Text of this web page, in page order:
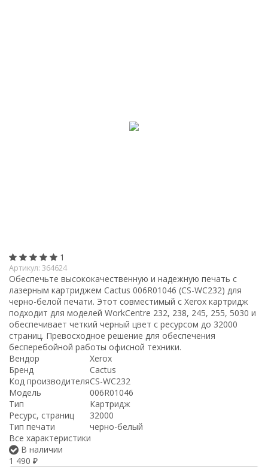
1
Артикул: 364624
Обеспечьте высококачественную и надежную печать с
лазерным картриджем Cactus 006R01046 (CS-WC232) для
черно-белой печати. Этот совместимый с Xerox картридж
подходит для моделей WorkCentre 232, 238, 245, 255, 5030 и
обеспечивает четкий черный цвет с ресурсом до 32000
страниц. Превосходное решение для обеспечения
бесперебойной работы офисной техники.
Вендор
Xerox
Бренд
Cactus
Код производителяCS-WC232
Модель
006R01046
Тип
Картридж
Ресурс, страниц
32000
Тип печати
черно-белый
Все характеристики
В наличии
1 490 ₽